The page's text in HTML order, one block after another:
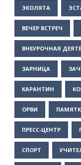
ЭКОЛЯТА
ВЕЧЕР ВСТРЕЧ
ВНЕУРОЧНАЯ
ЗАРНИЦА
КАРАНТИН
ОРВИ
ПРЕСС-ЦЕНТР
СПОРТ